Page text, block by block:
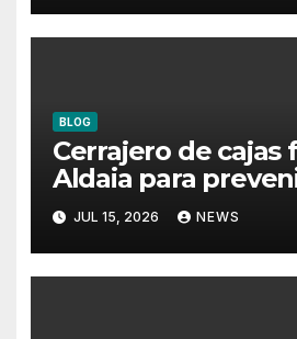
BLOG
Cerrajero de cajas
Aldaia para
conservar la
JUL 15, 2026 NEWS